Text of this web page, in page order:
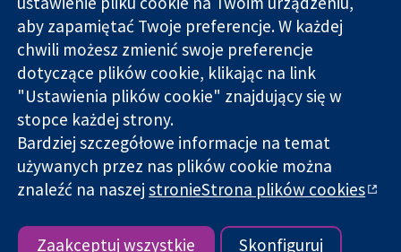
Lepsze zdrowie.
Cochrane
Library
Cochrane Collaboration to organizacja charytatywna (nr
1045921) i spółka z ograniczoną odpowiedzialnością (nr
03044323) zarejestrowana w Anglii i Walii. Numer rejestracyjny
VAT GB 718
Copyright © 2026 The Cochrane Collaboration
Warunki korzystania ze strony internetowej|Informacje
prawne|Prywatność|Polityka plików cookies|Ustawienia
aby zapamiętać Twoje preferencje. W każdej
chwili możesz zmienić swoje preferencje
dotyczące plików cookie, klikając na link
"Ustawienia plików cookie" znajdujący się w
stopce każdej strony.
Bardziej szczegółowe informacje na temat
używanych przez nas plików cookie można
znaleźć na naszejstronieStrona plików cookies
Zaakceptuj wszystkie Skonfiguruj